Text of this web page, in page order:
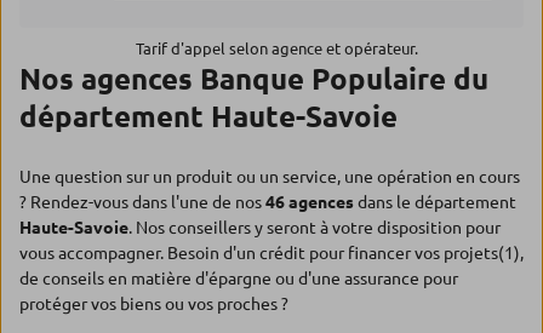
Tarif d'appel selon agence et opérateur.
Nos agences Banque Populaire du
département Haute-Savoie
Une question sur un produit ou un service, une opération en cours
? Rendez-vous dans l'une de nos46 agencesdans le département
Haute-Savoie. Nos conseillers y seront à votre disposition pour
vous accompagner. Besoin d'un crédit pour financer vos projets(1),
de conseils en matière d'épargne ou d'une assurance pour
protéger vos biens ou vos proches ?